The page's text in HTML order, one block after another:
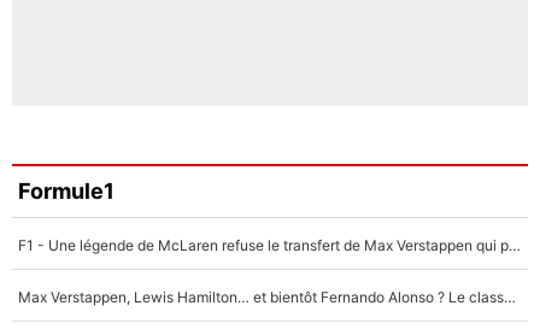
Formule1
F1 - Une légende de McLaren refuse le transfert de Max Verstappen qui pourrait «faire des vagues» et plomber l'ambiance dans l'équipe
Max Verstappen, Lewis Hamilton… et bientôt Fernando Alonso ? Le classement des pilotes les mieux payés en Formule 1 risque de changer !